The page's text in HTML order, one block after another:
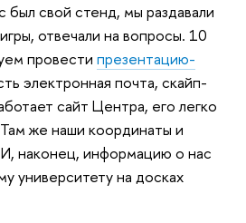
был свой стенд, мы раздавали
отвечали на вопросы. 10
провести презентацию-
электронная почта, скайп-
сайт Центра, его легко
же наши координаты и
наконец, информацию о нас
университету на досках